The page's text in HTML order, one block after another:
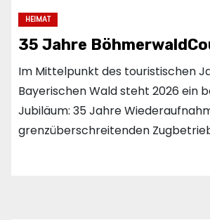
HEIMAT
35 Jahre
Im Mittelpunkt des touristischen
Bayerischen Wald steht 2026 ein
Jubiläum: 35 Jahre
grenzüberschreitenden